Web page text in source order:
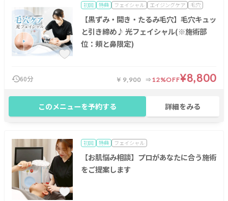
初回 特典 フェイシャル エイジングケア 毛穴
【黒ずみ・開き・たるみ毛穴】毛穴キュッ
と引き締め♪ 光フェイシャル(※施術部
位：頬と鼻限定)
60分 ￥9,900 12%OFF¥8,800
このメニューを予約する 詳細をみる
初回 特典 フェイシャル
【お肌悩み相談】プロがあなたに合う施術
をご提案します